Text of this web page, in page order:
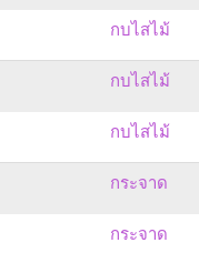
กบไสไม้
กบไสไม้
กบไสไม้
กระจาด
กระจาด